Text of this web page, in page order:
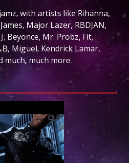
with artists like Rihanna,
Major Lazer, RBDJAN,
Beyonce, Mr. Probz, Fit,
Miguel, Kendrick Lamar,
much, much more.